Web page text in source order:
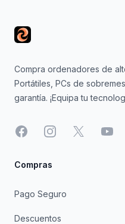
Compra ordenadores de
Portátiles, PCs de
garantía. ¡Equipa tu
FacebookInstagram
X
Compras
Pago Seguro
Descuentos